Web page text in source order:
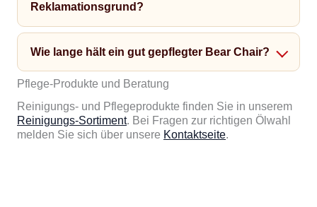
Reklamationsgrund?
Wie lange hält ein gut gepflegter Bear Chair?
Pflege-Produkte und Beratung
Reinigungs- und Pflegeprodukte finden Sie in unserem
Reinigungs-Sortiment. Bei Fragen zur richtigen Ölwahl
melden Sie sich über unsere Kontaktseite.